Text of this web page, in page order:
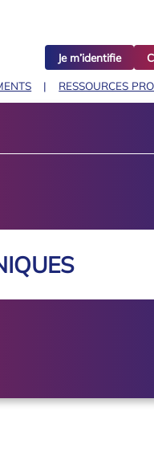
Je m’identifie
RESSOURCES